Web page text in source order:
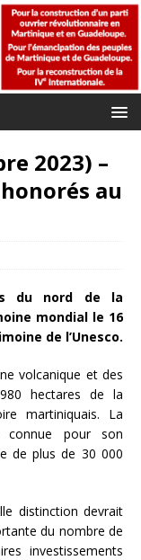
2023) –
au
du nord de la
mondial le 16
de l’Unesco.
volcanique et des
hectares de la
martiniquais. La
connue pour son
de plus de 30 000
distinction devrait
du nombre de
investissements